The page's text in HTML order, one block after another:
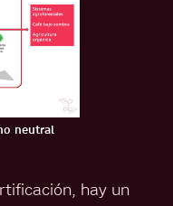
neutral
hay un